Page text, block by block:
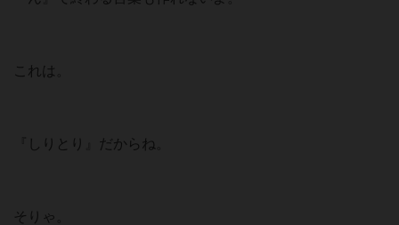
これは。
『しりとり』だからね。
そりゃ。